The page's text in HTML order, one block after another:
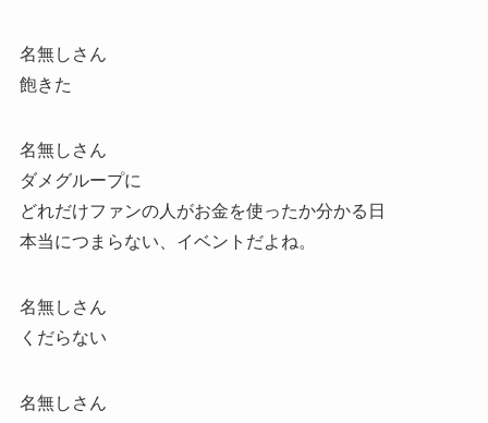
名無しさん
飽きた
名無しさん
ダメグループに
どれだけファンの人がお金を使ったか分かる日
本当につまらない、イベントだよね。
名無しさん
くだらない
名無しさん